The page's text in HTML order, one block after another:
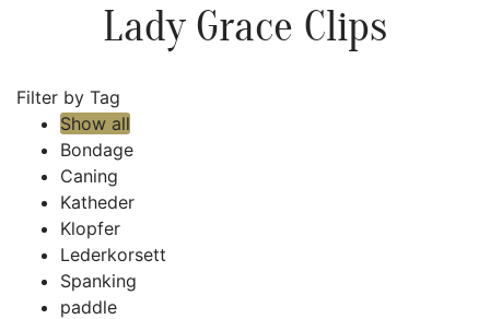
Lady Grace Clips
Filter by Tag
Show all
Bondage
Caning
Katheder
Klopfer
Lederkorsett
Spanking
paddle